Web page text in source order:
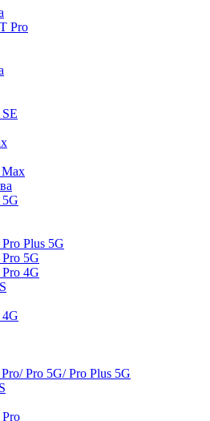
Pro
Max
Plus 5G
5G
4G
Pro 5G/ Pro Plus 5G